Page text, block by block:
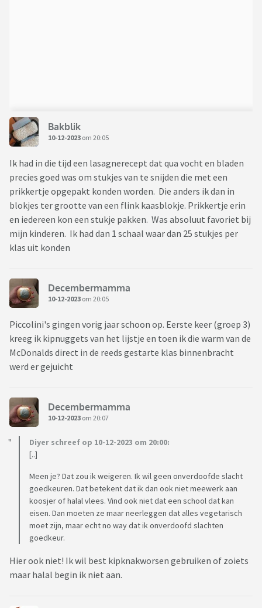
Bakblik
10-12-2023 om 20:05
Ik had in die tijd een lasagnerecept dat qua vocht en bladen
precies goed was om stukjes van te snijden die met een
prikkertje opgepakt konden worden. Die anders ik dan in
blokjes ter grootte van een flink kaasblokje. Prikkertje erin
en iedereen kon een stukje pakken. Was absoluut favoriet bij
mijn kinderen. Ik had dan 1 schaal waar dan 25 stukjes per
klas uit konden
Decembermamma
10-12-2023 om 20:05
Piccolini's gingen vorig jaar schoon op. Eerste keer (groep 3)
kreeg ik kipnuggets van het lijstje en toen ik die warm van de
McDonalds direct in de reeds gestarte klas binnenbracht
werd er gejuicht
Decembermamma
10-12-2023 om 20:07
Diyer schreef op 10-12-2023 om 20:00:
[..]
Meen je? Dat zou ik weigeren. Ik wil geen onverdoofde slacht
goedkeuren. Dat betekent dat ik dan ook niet meewerk aan
koosjer of halal vlees. Vind ook niet dat een school dat kan
eisen. Dan moeten ze maar neerleggen dat alles vegetarisch
moet zijn, maar echt no way dat ik onverdoofd slachten
goedkeur.
Hier ook niet! Ik wil best kipknakworsen gebruiken of zoiets
maar halal begin ik niet aan.